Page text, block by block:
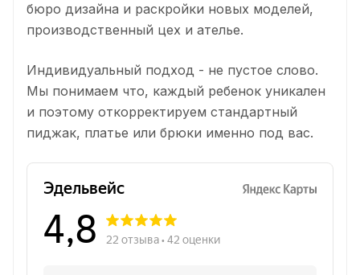
бюро дизайна и раскройки новых моделей,
производственный цех и ателье.
Индивидуальный подход - не пустое слово.
Мы понимаем что, каждый ребенок уникален
и поэтому откорректируем стандартный
пиджак, платье или брюки именно под вас.